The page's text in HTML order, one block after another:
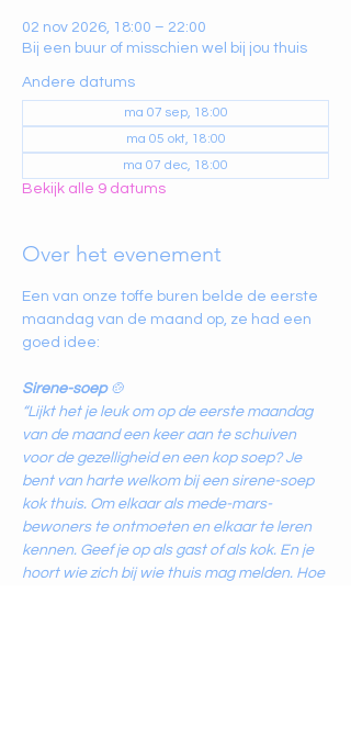
02 nov 2026, 18:00 – 22:00
Bij een buur of misschien wel bij jou thuis
Andere datums
ma 07 sep, 18:00
ma 05 okt, 18:00
ma 07 dec, 18:00
Bekijk alle 9 datums
Over het evenement
Een van onze toffe buren belde de eerste
maandag van de maand op, ze had een
goed idee:
Sirene-soep 🍲
“Lijkt het je leuk om op de eerste maandag
van de maand een keer aan te schuiven
voor de gezelligheid en een kop soep? Je
bent van harte welkom bij een sirene-soep
kok thuis. Om elkaar als mede-mars-
bewoners te ontmoeten en elkaar te leren
kennen. Geef je op als gast of als kok. En je
hoort wie zich bij wie thuis mag melden. Hoe